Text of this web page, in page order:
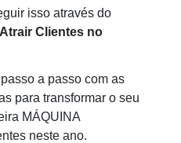
isso através do
Clientes no
a passo com as
para transformar o seu
MÁQUINA
neste ano.